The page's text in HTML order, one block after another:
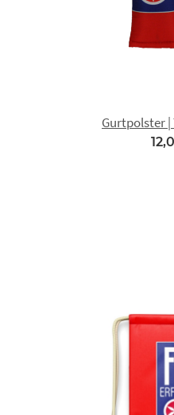
Gurtpolster